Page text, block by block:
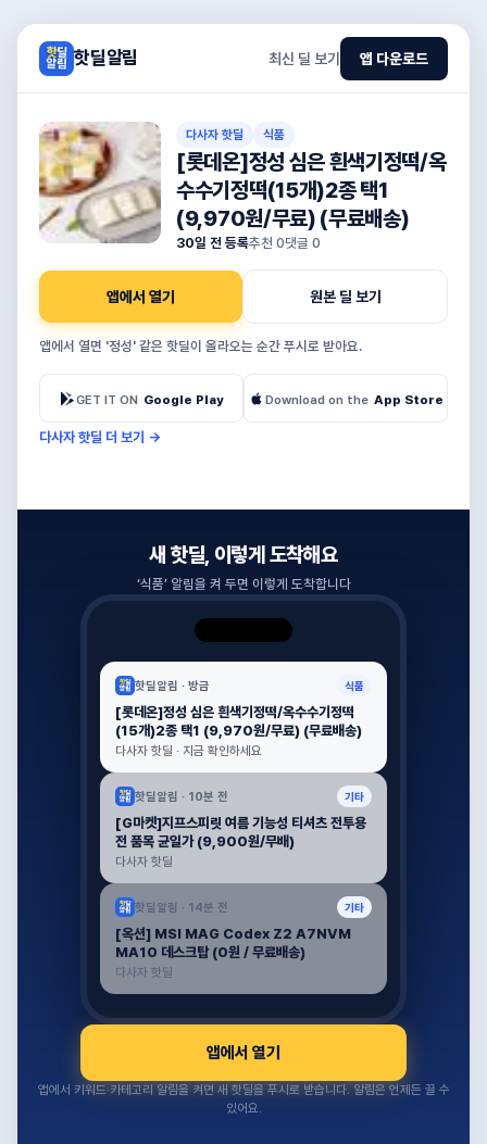
핫딜알림 최신 딜 보기 앱 다운로드
다사자 핫딜 식품
[롯데온]정성 심은 흰색기정떡/옥
수수기정떡(15개)2종 택1
(9,970원/무료) (무료배송)
30일 전 등록추천 0댓글 0
앱에서 열기 원본 딜 보기
앱에서 열면 '정성' 같은 핫딜이 올라오는 순간 푸시로 받아요.
GET IT ON Google Play Download on the App Store
다사자 핫딜 더 보기 →
새 핫딜, 이렇게 도착해요
‘식품’ 알림을 켜 두면 이렇게 도착합니다
핫딜알림 · 방금 식품
[롯데온]정성 심은 흰색기정떡/옥수수기정떡
(15개)2종 택1 (9,970원/무료) (무료배송)
다사자 핫딜 · 지금 확인하세요
핫딜알림 · 10분 전 기타
[G마켓]지프스피릿 여름 기능성 티셔츠 전투용
전 품목 균일가 (9,900원/무배)
다사자 핫딜
핫딜알림 · 14분 전 기타
[옥션] MSI MAG Codex Z2 A7NVM
MA10 데스크탑 (0원 / 무료배송)
다사자 핫딜
앱에서 열기
앱에서 키워드·카테고리 알림을 켜면 새 핫딜을 푸시로 받습니다. 알림은 언제든 끌 수
있어요.